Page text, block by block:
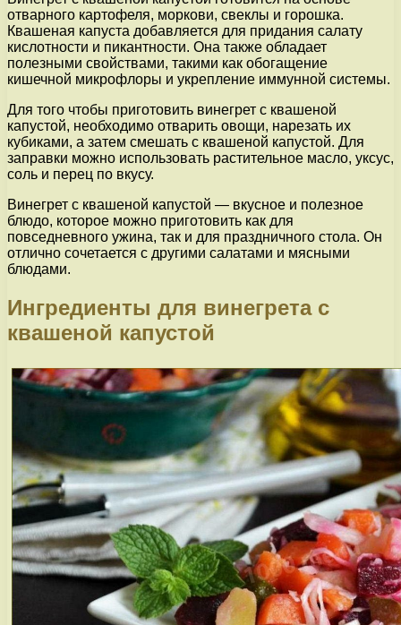
отварного картофеля, моркови, свеклы и горошка.
Квашеная капуста добавляется для придания салату
кислотности и пикантности. Она также обладает
полезными свойствами, такими как обогащение
кишечной микрофлоры и укрепление иммунной системы.
Для того чтобы приготовить винегрет с квашеной
капустой, необходимо отварить овощи, нарезать их
кубиками, а затем смешать с квашеной капустой. Для
заправки можно использовать растительное масло, уксус,
соль и перец по вкусу.
Винегрет с квашеной капустой — вкусное и полезное
блюдо, которое можно приготовить как для
повседневного ужина, так и для праздничного стола. Он
отлично сочетается с другими салатами и мясными
блюдами.
Ингредиенты для винегрета с
квашеной капустой